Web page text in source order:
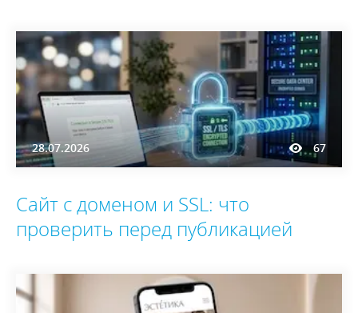
28.07.2026 67
Сайт с доменом и SSL: что
проверить перед публикацией